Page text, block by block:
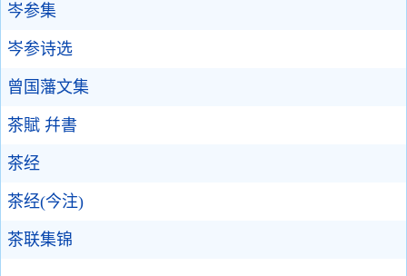
岑参集
岑参诗选
曾国藩文集
茶賦 幷書
茶经
茶经(今注)
茶联集锦